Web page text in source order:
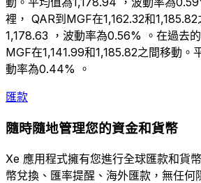
裡， QAR到MGF在1,162.32和
1,178.63 ，波動率為0.56% 。在過去
MGF在1,141.99和1,185.82之間移動。
動率為0.44% 。
匯款
隨時隨地管理您的資金和貨幣
Xe 應用程式擁有您進行全球匯款和貨
幣兌換、匯率提醒、海外匯款，無任何